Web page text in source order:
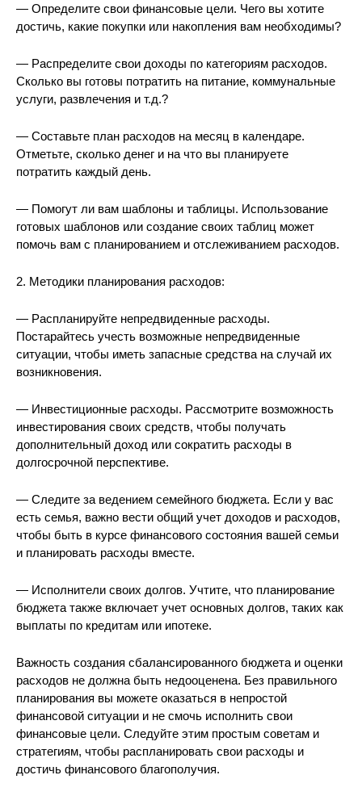
— Определите свои финансовые цели. Чего вы хотите
достичь, какие покупки или накопления вам необходимы?
— Распределите свои доходы по категориям расходов.
Сколько вы готовы потратить на питание, коммунальные
услуги, развлечения и т.д.?
— Составьте план расходов на месяц в календаре.
Отметьте, сколько денег и на что вы планируете
потратить каждый день.
— Помогут ли вам шаблоны и таблицы. Использование
готовых шаблонов или создание своих таблиц может
помочь вам с планированием и отслеживанием расходов.
2. Методики планирования расходов:
— Распланируйте непредвиденные расходы.
Постарайтесь учесть возможные непредвиденные
ситуации, чтобы иметь запасные средства на случай их
возникновения.
— Инвестиционные расходы. Рассмотрите возможность
инвестирования своих средств, чтобы получать
дополнительный доход или сократить расходы в
долгосрочной перспективе.
— Следите за ведением семейного бюджета. Если у вас
есть семья, важно вести общий учет доходов и расходов,
чтобы быть в курсе финансового состояния вашей семьи
и планировать расходы вместе.
— Исполнители своих долгов. Учтите, что планирование
бюджета также включает учет основных долгов, таких как
выплаты по кредитам или ипотеке.
Важность создания сбалансированного бюджета и оценки
расходов не должна быть недооценена. Без правильного
планирования вы можете оказаться в непростой
финансовой ситуации и не смочь исполнить свои
финансовые цели. Следуйте этим простым советам и
стратегиям, чтобы распланировать свои расходы и
достичь финансового благополучия.